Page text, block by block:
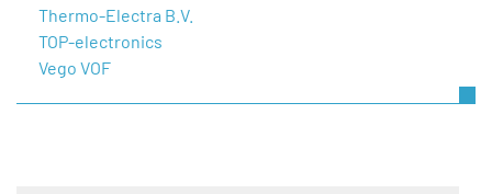
Thermo-Electra B.V.
TOP-electronics
Vego VOF